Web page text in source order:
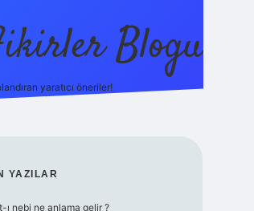
Blogu
yaratıcı öneriler!
YAZILAR
ı nebi ne anlama gelir ?